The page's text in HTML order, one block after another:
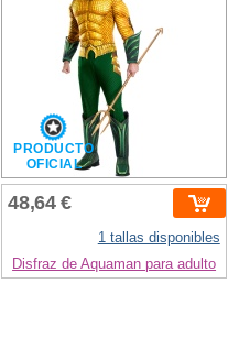
PRODUCTO
OFICIAL
48,64 €
1 tallas disponibles
Disfraz de Aquaman para adulto